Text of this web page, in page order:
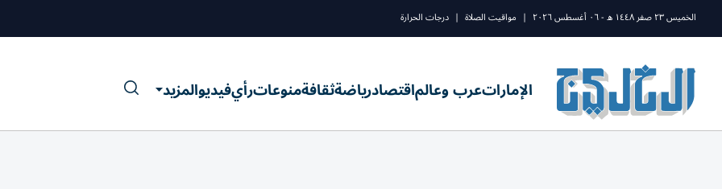
الخميس ٢٣ صفر ١٤٤٨ ه - ٠٦ أغسطس ٢٠٢٦ | مواقيت الصلاة | درجات الحرارة
الإماراتعرب وعالماقتصادرياضةثقافةمنوعاترأيفيديوالمزيد